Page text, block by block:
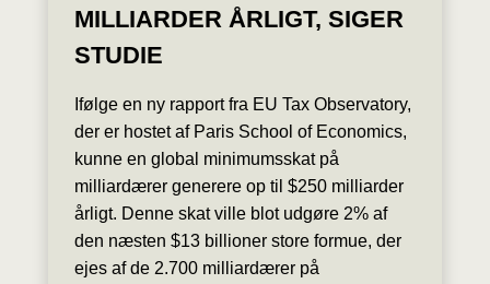
MILLIARDER ÅRLIGT, SIGER
STUDIE
Ifølge en ny rapport fra EU Tax Observatory,
der er hostet af Paris School of Economics,
kunne en global minimumsskat på
milliardærer generere op til $250 milliarder
årligt. Denne skat ville blot udgøre 2% af
den næsten $13 billioner store formue, der
ejes af de 2.700 milliardærer på